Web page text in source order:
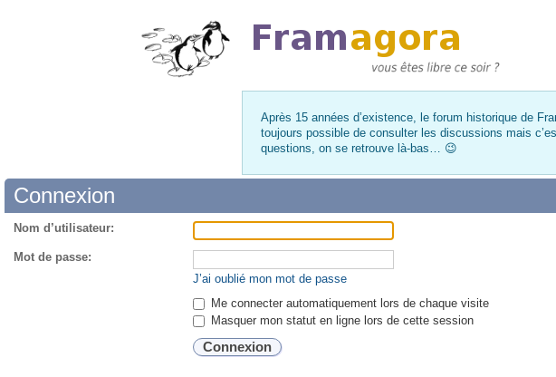
Après 15 années d’existence, le forum historique de
toujours possible de consulter les discussions mais
questions, on se retrouve là-bas… 😉
Connexion
Nom d’utilisateur:
Mot de passe:
J’ai oublié mon mot de passe
Me connecter automatiquement lors de chaque visite
Masquer mon statut en ligne lors de cette session